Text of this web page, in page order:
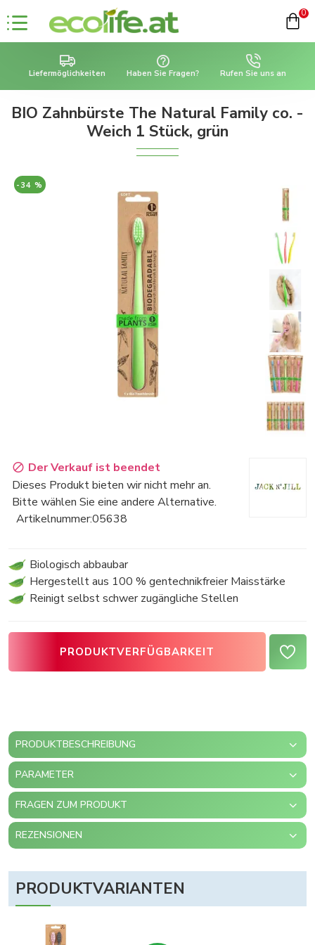
0
Liefermöglichkeiten Haben Sie Fragen? Rufen Sie uns an
BIO Zahnbürste The Natural Family co. -
Weich 1 Stück, grün
-34 %
Der Verkauf ist beendet
Dieses Produkt bieten wir nicht mehr an.
Bitte wählen Sie eine andere Alternative.
Artikelnummer:05638
Biologisch abbaubar
Hergestellt aus 100 % gentechnikfreier Maisstärke
Reinigt selbst schwer zugängliche Stellen
PRODUKTVERFÜGBARKEIT
PRODUKTBESCHREIBUNG
PARAMETER
FRAGEN ZUM PRODUKT
REZENSIONEN
PRODUKTVARIANTEN